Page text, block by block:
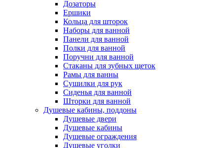
Дозаторы
Ершики
Кольца для шторок
Наборы для ванной
Панели для ванной
Полки для ванной
Поручни для ванной
Стаканы для зубных щеток
Рамы для ванны
Сушилки для рук
Сиденья для ванной
Шторки для ванной
Душевые кабины, поддоны
Душевые двери
Душевые кабины
Душевые ограждения
Душевые уголки